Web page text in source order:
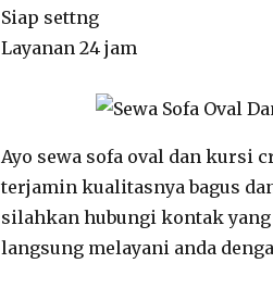
Siap settng
Layanan 24 jam
Ayo sewa sofa oval dan kursi
terjamin kualitasnya bagus
silahkan hubungi kontak
langsung melayani anda